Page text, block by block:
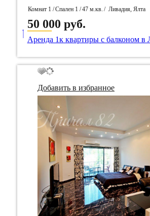
Комнат 1 /Спален 1 /47 м.кв. / Ливадия, Ялта
/ Идентификатор собственность 81963
50 000 руб.
____
Аренда 1к квартиры с балконом в
Добавить в избранное